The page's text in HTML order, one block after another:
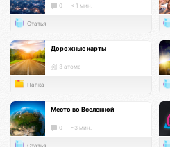
0 < 1 мин.
Статья
Дорожные карты
3 атома
Папка
Место во Вселенной
0 ~3 мин.
Статья